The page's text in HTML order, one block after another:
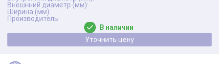
В наличии
Уточнить цену